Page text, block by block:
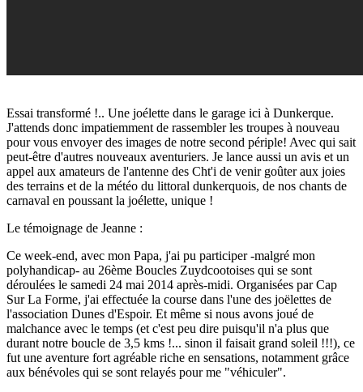
Essai transformé !.. Une joélette dans le garage ici à Dunkerque.
J'attends donc impatiemment de rassembler les troupes à nouveau
pour vous envoyer des images de notre second périple! Avec qui sait
peut-être d'autres nouveaux aventuriers. Je lance aussi un avis et un
appel aux amateurs de l'antenne des Cht'i de venir goûter aux joies
des terrains et de la météo du littoral dunkerquois, de nos chants de
carnaval en poussant la joélette, unique !
Le témoignage de Jeanne :
Ce week-end, avec mon Papa, j'ai pu participer -malgré mon
polyhandicap- au 26ème Boucles Zuydcootoises qui se sont
déroulées le samedi 24 mai 2014 après-midi. Organisées par Cap
Sur La Forme, j'ai effectuée la course dans l'une des joëlettes de
l'association Dunes d'Espoir. Et même si nous avons joué de
malchance avec le temps (et c'est peu dire puisqu'il n'a plus que
durant notre boucle de 3,5 kms !... sinon il faisait grand soleil !!!), ce
fut une aventure fort agréable riche en sensations, notamment grâce
aux bénévoles qui se sont relayés pour me "véhiculer".